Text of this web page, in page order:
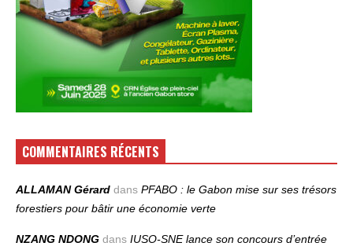
COMMENTAIRES RÉCENTS
ALLAMAN Gérard dans PFABO : le Gabon mise sur ses trésors
forestiers pour bâtir une économie verte
NZANG NDONG dans IUSO‑SNE lance son concours d’entrée